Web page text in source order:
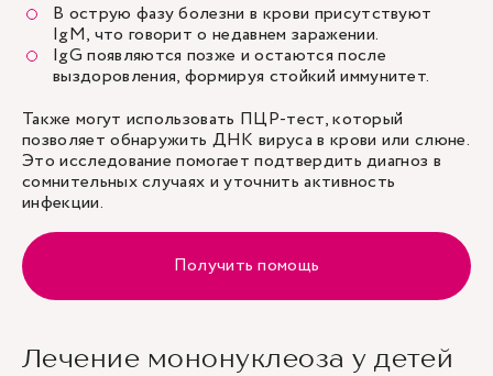
В острую фазу болезни в крови присутствуют
IgM, что говорит о недавнем заражении.
IgG появляются позже и остаются после
выздоровления, формируя стойкий иммунитет.
Также могут использовать ПЦР-тест, который
позволяет обнаружить ДНК вируса в крови или слюне.
Это исследование помогает подтвердить диагноз в
сомнительных случаях и уточнить активность
инфекции.
Получить помощь
Лечение мононуклеоза у детей